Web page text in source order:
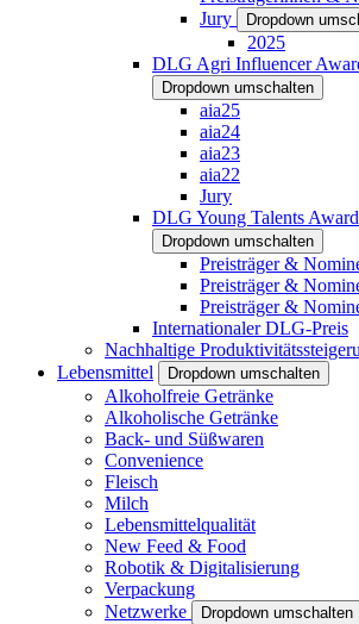
Jury
Dropdown
2025
DLG Agri Influencer
Dropdown umschalten
aia25
aia24
aia23
aia22
Jury
DLG Young Talents Award
Dropdown umschalten
Preisträger &
Preisträger &
Preisträger &
Internationaler DLG-Preis
Nachhaltige
Lebensmittel
Dropdown umschalten
Alkoholfreie Getränke
Alkoholische Getränke
Back- und Süßwaren
Convenience
Fleisch
Milch
Lebensmittelqualität
New Feed & Food
Robotik & Digitalisierung
Verpackung
Netzwerke
Dropdown umschalten